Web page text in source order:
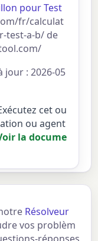
pour Test
fr/calculat
test-a-b/ de
jour : 2026-05
cet ou
ou agent
la docume
Résolveur
vos problèm